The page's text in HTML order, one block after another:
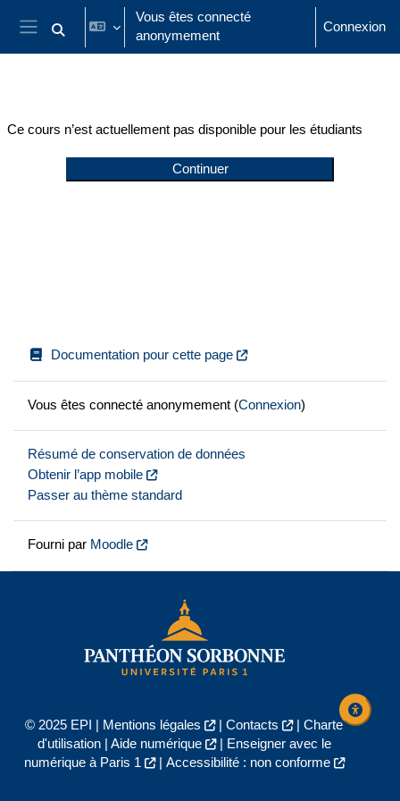
Passer au contenu principal
Panneau latéral
Activer/désactiver la saisie de recherche
Vous êtes connecté
anonymement
Connexion
Ce cours n’est actuellement pas disponible pour les étudiants
Continuer
Documentation pour cette page
Vous êtes connecté anonymement (Connexion)
Résumé de conservation de données
Obtenir l’app mobile
Passer au thème standard
Fourni par Moodle
© 2025 EPI | Mentions légales | Contacts | Charte
d'utilisation| Aide numérique |
Enseigner avec le
numérique à Paris 1
| Accessibilité : non conforme